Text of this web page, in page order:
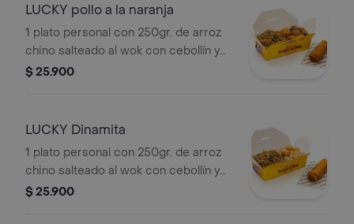
LUCKY pollo a la naranja
1 plato personal con 250gr. de arroz
chino salteado al wok con cebollín y
raíces, acompañado de un delicioso
$ 25.900
LUCKY Dinamita
1 plato personal con 250gr. de arroz
chino salteado al wok con cebollín y
raíces, acompañado de exquisitos
$ 25.900